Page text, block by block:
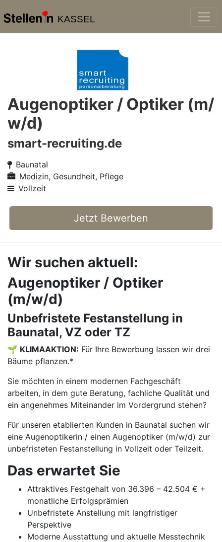
KASSEL
Augenoptiker / Optiker (m/
w/d)
smart-recruiting.de
Baunatal
Medizin, Gesundheit, Pflege
Vollzeit
Jetzt Bewerben
Wir suchen aktuell:
Augenoptiker / Optiker
(m/w/d)
Unbefristete Festanstellung in
Baunatal, VZ oder TZ
🌱 KLIMAAKTION: Für Ihre Bewerbung lassen wir drei
Bäume pflanzen.*
Sie möchten in einem modernen Fachgeschäft
arbeiten, in dem gute Beratung, fachliche Qualität und
ein angenehmes Miteinander im Vordergrund stehen?
Für unseren etablierten Kunden in Baunatal suchen wir
eine Augenoptikerin / einen Augenoptiker (m/w/d) zur
unbefristeten Festanstellung in Vollzeit oder Teilzeit.
Das erwartet Sie
Attraktives Festgehalt von 36.396 – 42.504 € +
monatliche Erfolgsprämien
Unbefristete Anstellung mit langfristiger
Perspektive
Moderne Ausstattung und aktuelle Messtechnik